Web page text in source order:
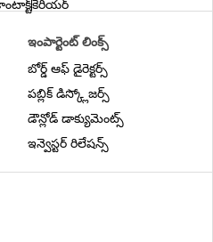
వాహన బీమా
ఇన్సూరెన్స్
కేరియర్
ఇంపార్టెంట్ లింక్స్
బోర్డ్ ఆఫ్ డైరెక్టర్స్
పబ్లిక్ డిస్క్లోజర్స్
డౌన్లోడ్ డాక్యుమెంట్స్
ఇన్వెస్టర్ రిలేషన్స్